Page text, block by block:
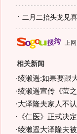
二月二抬头龙见喜
上
相关新闻
·绫濑遥:如果要跟
·绫濑遥宣传《萤
·大泽隆夫家人不
· 《仁医》正式决
·绫濑遥大泽隆夫